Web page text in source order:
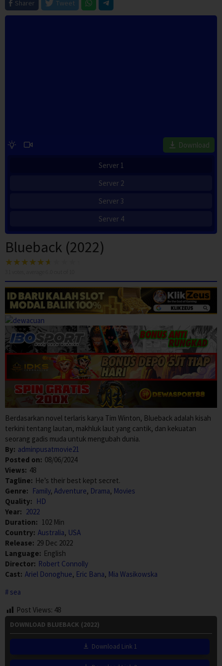
Sharer
Tweet
Download
Server 1
Server 2
Server 3
Server 4
Blueback (2022)
Berdasarkan novel terlaris karya Tim Winton, Blueback adalah kisah
terkini tentang lautan, makhluk laut yang cantik, dan kekuatan
seorang gadis muda untuk mengubah dunia.
By: adminpusatmovie21
Posted on: 08/06/2024
Views: 48
Tagline: He’s their best kept secret.
Genre: Family, Adventure, Drama, Movies
Quality: HD
Year: 2022
Duration: 102 Min
Country: Australia, USA
Release: 29 Dec 2022
Language: English
Director: Robert Connolly
Cast: Ariel Donoghue, Eric Bana, Mia Wasikowska
sea
Post Views: 48
DOWNLOAD BLUEBACK (2022)
Download Link 1